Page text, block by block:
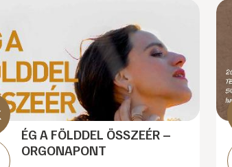
ÉG A FÖLDDEL ÖSSZEÉR –
ORGONAPONT